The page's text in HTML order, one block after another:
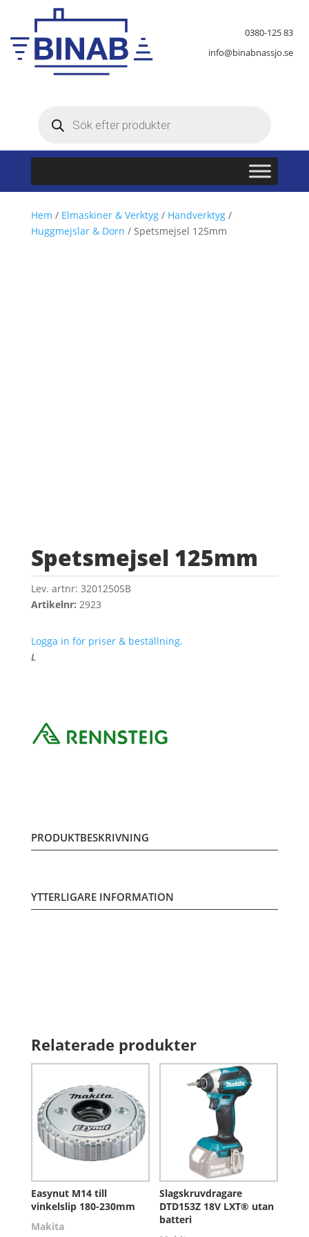
0380-125 83
info@binabnassjo.se
Hem / Elmaskiner & Verktyg/ Handverktyg/
Huggmejslar & Dorn / Spetsmejsel 125mm
Spetsmejsel 125mm
Lev. artnr: 3201250SB
Artikelnr: 2923
Logga in för priser & beställning.
L
PRODUKTBESKRIVNING
YTTERLIGARE INFORMATION
Relaterade produkter
Easynut M14 till
vinkelslip 180-230mm
Makita
Slagskruvdragare
DTD153Z 18V LXT® utan
batteri